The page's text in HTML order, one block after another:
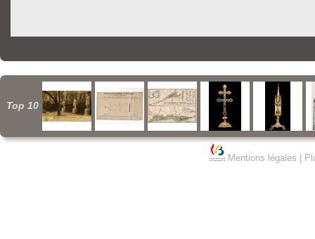
Top 10
Mentions légales